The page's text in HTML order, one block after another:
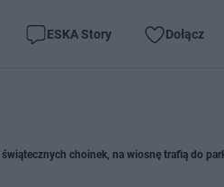
ESKA Story Dołącz
choinek, na wiosnę trafią do